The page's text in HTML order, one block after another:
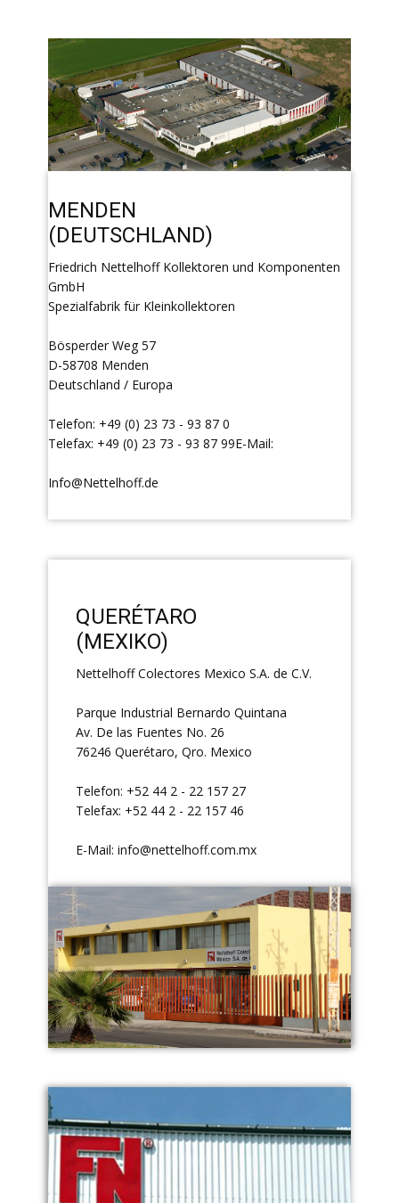
MENDEN
(DEUTSCHLAND)
Friedrich Nettelhoff Kollektoren und Komponenten
GmbH
Spezialfabrik für Kleinkollektoren
Bösperder Weg 57
D-58708 Menden
Deutschland / Europa
Telefon: +49 (0) 23 73 - 93 87 0
Telefax: +49 (0) 23 73 - 93 87 99E-Mail:
Info@Nettelhoff.de
QUERÉTARO
(MEXIKO)
Nettelhoff Colectores Mexico S.A. de C.V.
Parque Industrial Bernardo Quintana
Av. De las Fuentes No. 26
76246 Querétaro, Qro. Mexico
Telefon: +52 44 2 - 22 157 27
Telefax: +52 44 2 - 22 157 46
E-Mail: info@nettelhoff.com.mx